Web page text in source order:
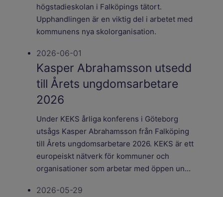
högstadieskolan i Falköpings tätort.
Upphandlingen är en viktig del i arbetet med
kommunens nya skolorganisation.
2026-06-01
Kasper Abrahamsson utsedd
till Årets ungdomsarbetare
2026
Under KEKS årliga konferens i Göteborg
utsågs Kasper Abrahamsson från Falköping
till Årets ungdomsarbetare 2026. KEKS är ett
europeiskt nätverk för kommuner och
organisationer som arbetar med öppen un...
2026-05-29